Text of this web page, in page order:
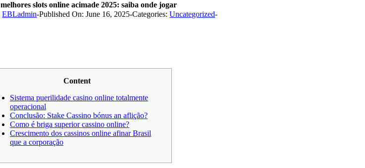
slots online acimade 2025: saiba onde jogar
EBLadmin-Published On: June 16, 2025-Categories:Uncategorized-
Content
Sistema puerilidade casino online totalmente
operacional
Conclusão: Stake Cassino bónus an aflição?
Como é briga superior cassino online?
Crescimento dos cassinos online afinar Brasil
que a corporação